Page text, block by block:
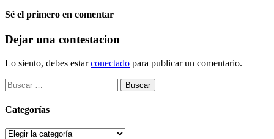
Sé el primero en comentar
Dejar una contestacion
Lo siento, debes estarconectado para publicar un comentario.
Buscar:
Categorías
Categorías